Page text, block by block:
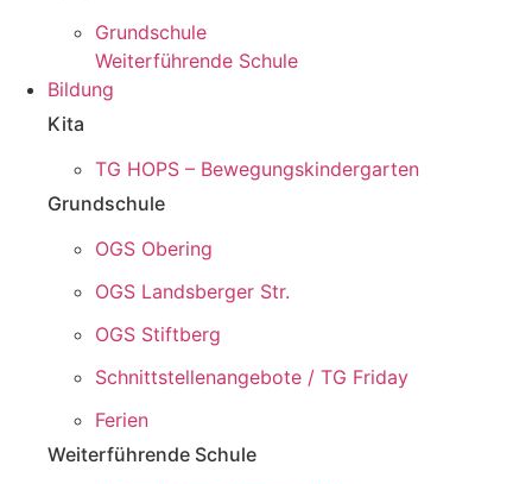
Grundschule
Weiterführende Schule
Bildung
Kita
TG HOPS – Bewegungskindergarten
Grundschule
OGS Obering
OGS Landsberger Str.
OGS Stiftberg
Schnittstellenangebote / TG Friday
Ferien
Weiterführende Schule